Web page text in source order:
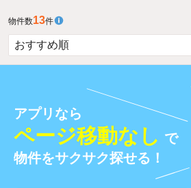
物件数13件
アプリなら
ページ移動なし で
物件をサクサク探せる！